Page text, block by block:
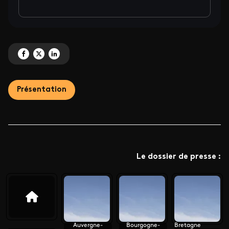
Partagez 'Le monument préféré des Français 2026' sur Facebook
Partagez 'Le monument préféré des Français 2026' sur X
Partagez 'Le monument préféré des Français 2026' sur LinkedIn
Présentation
Le dossier de presse :
Auvergne-
Bourgogne-
Bretagne